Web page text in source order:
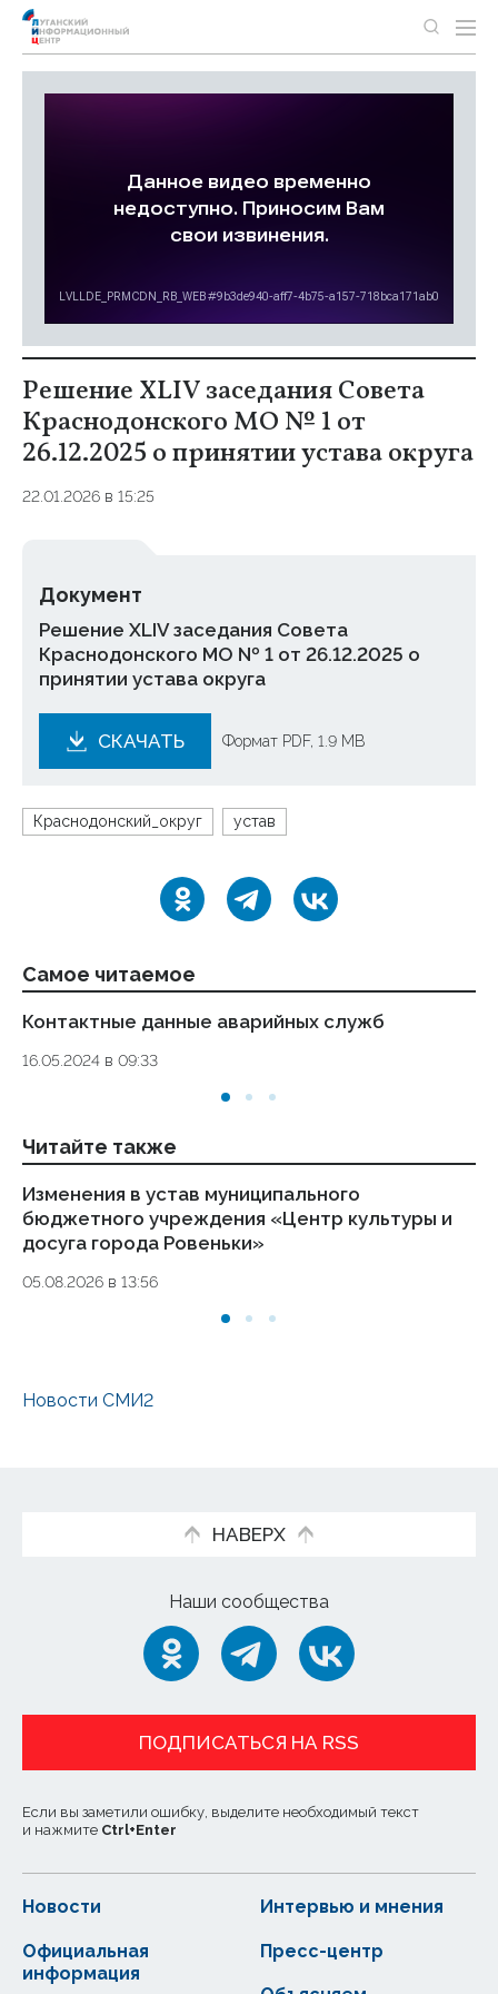
Решение XLIV заседания Совета
Краснодонского МО № 1 от
26.12.2025 о принятии устава округа
22.01.2026 в 15:25
Документ
Решение XLIV заседания Совета
Краснодонского МО № 1 от 26.12.2025 о
принятии устава округа
СКАЧАТЬ Формат PDF, 1.9 MB
Краснодонский_округ устав
Самое читаемое
Контактные данные аварийных служб
16.05.2024 в 09:33
Читайте также
Изменения в устав муниципального
бюджетного учреждения «Центр культуры и
досуга города Ровеньки»
05.08.2026 в 13:56
Новости СМИ2
НАВЕРХ
Наши сообщества
ПОДПИСАТЬСЯ НА RSS
Если вы заметили ошибку, выделите необходимый текст
и нажмите Ctrl+Enter
Новости
Официальная
информация
Интервью и мнения
Пресс-центр